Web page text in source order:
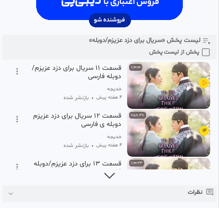
لیست پخش «سریال برای دزد عزیزم/دوبله»
پخش از لیست پخش
۴ هفته پیش • بازنشر شده
1:01:41
قسمت ۱۰ برای سریال دزد
عزیزم/،دوبله فارسی
خدیجه
1:00:00
قسمت ۱۱ سریال برای دزد عزیزم/
دوبله فارسی
خدیجه
۴ هفته پیش • بازنشر شده
12
0:58:38
قسمت ۱۲ سریال برای دزد عزیزم
دوبله ی فارسی
خدیجه
۴ هفته پیش • بازنشر شده
1:00:33
قسمت ۱۳ برای دزد عزیزم/دوبله
فارسی
نظرات